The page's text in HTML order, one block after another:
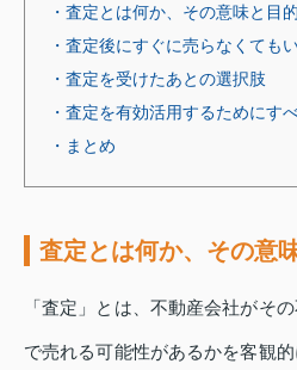
・査定とは何か、その意味と目的
・査定後にすぐに売らなくても
・査定を受けたあとの選択肢
・査定を有効活用するためにす
・まとめ
査定とは何か、その意
「査定」とは、不動産会社がそ
で売れる可能性があるかを客観